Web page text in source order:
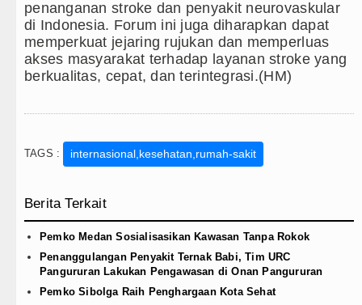
penanganan stroke dan penyakit neurovaskular
di Indonesia. Forum ini juga diharapkan dapat
memperkuat jejaring rujukan dan memperluas
akses masyarakat terhadap layanan stroke yang
berkualitas, cepat, dan terintegrasi.(HM)
TAGS : internasional,kesehatan,rumah-sakit
Berita Terkait
Pemko Medan Sosialisasikan Kawasan Tanpa Rokok
Penanggulangan Penyakit Ternak Babi, Tim URC
Pangururan Lakukan Pengawasan di Onan Pangururan
Pemko Sibolga Raih Penghargaan Kota Sehat